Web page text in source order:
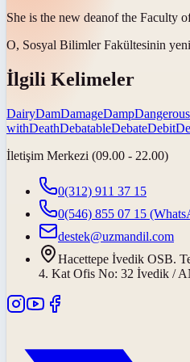
She is the new deanof the Faculty
O, Sosyal Bilimler Fakültesinin yeni
İlgili Kelimeler
DairyDamDamageDampDangerous
withDeathDebatableDebateDebit
İletişim Merkezi (09.00 - 22.00)
0(312) 911 37 15
0(546) 855 07 15
destek@uzmandil.com
Hacettepe İvedik OSB.
4. Kat Ofis No: 32 İvedik /